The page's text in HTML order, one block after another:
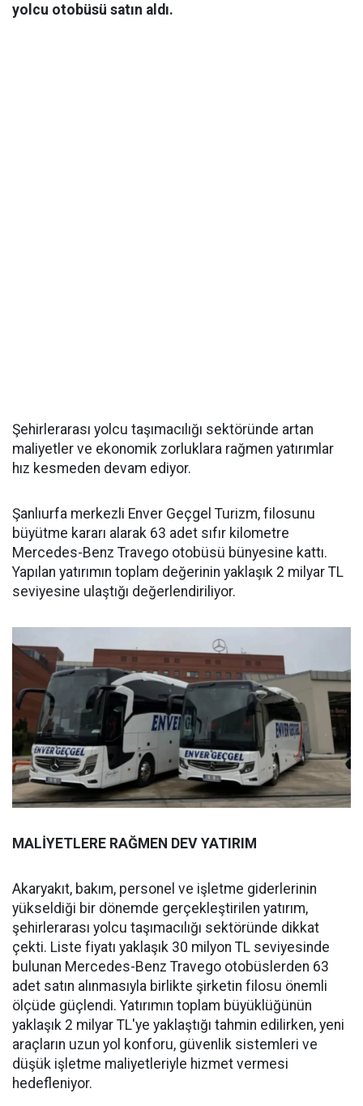
yolcu otobüsü satın aldı.
Şehirlerarası yolcu taşımacılığı sektöründe artan
maliyetler ve ekonomik zorluklara rağmen yatırımlar
hız kesmeden devam ediyor.
Şanlıurfa merkezli Enver Geçgel Turizm, filosunu
büyütme kararı alarak 63 adet sıfır kilometre
Mercedes-Benz Travego otobüsü bünyesine kattı.
Yapılan yatırımın toplam değerinin yaklaşık 2 milyar TL
seviyesine ulaştığı değerlendiriliyor.
MALİYETLERE RAĞMEN DEV YATIRIM
Akaryakıt, bakım, personel ve işletme giderlerinin
yükseldiği bir dönemde gerçekleştirilen yatırım,
şehirlerarası yolcu taşımacılığı sektöründe dikkat
çekti. Liste fiyatı yaklaşık 30 milyon TL seviyesinde
bulunan Mercedes-Benz Travego otobüslerden 63
adet satın alınmasıyla birlikte şirketin filosu önemli
ölçüde güçlendi. Yatırımın toplam büyüklüğünün
yaklaşık 2 milyar TL'ye yaklaştığı tahmin edilirken, yeni
araçların uzun yol konforu, güvenlik sistemleri ve
düşük işletme maliyetleriyle hizmet vermesi
hedefleniyor.